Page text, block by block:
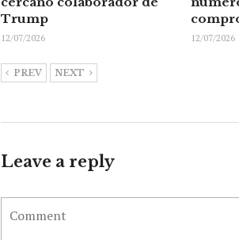
Trump
12/07/2026 12/07/2026
PREV NEXT
Leave a reply